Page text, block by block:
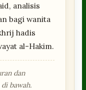
analisis
bagi wanita
hadis
al-Hakim.
dan
bawah.